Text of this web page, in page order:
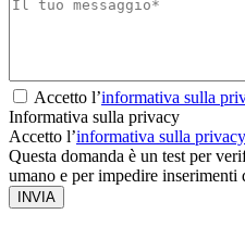
Accetto l’informativa sulla
Informativa sulla privacy
Accetto l’informativa sulla
Questa domanda è un test per
umano e per impedire inserimenti